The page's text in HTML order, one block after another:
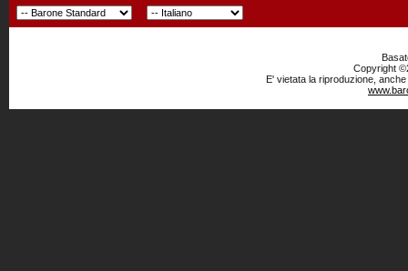
Copyright
E' vietata la riproduzione,